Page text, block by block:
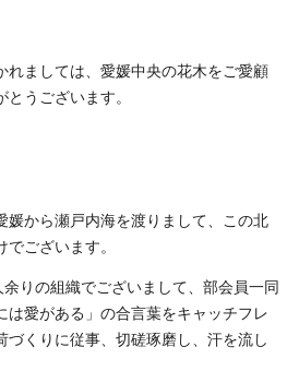
れましては、愛媛中央の花木をご愛顧
うございます。
媛から瀬戸内海を渡りまして、この北
ございます。
りの組織でございまして、部会員一同
は愛がある」の合言葉をキャッチフレ
づくりに従事、切磋琢磨し、汗を流し